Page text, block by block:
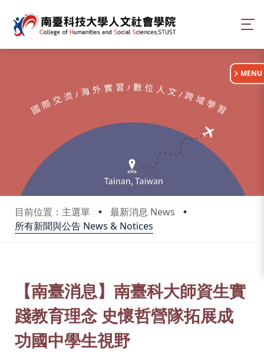
目前位置：主選單
最新消息 News
所有新聞與公告 News & Notices
:::
MENU
【南臺消息】南臺科大師資生實
踐教育理念 史懷哲營隊拓展成
功國中學生視野